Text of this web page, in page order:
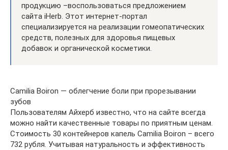
продукцию –воспользоваться предложением
сайта iHerb. Этот интернет-портал
специализируется на реализации гомеопатических
средств, полезных для здоровья пищевых
добавок и органической косметики.
Camilia Boiron — облегчение боли при прорезывании
зубов
Пользователям Айхерб известно, что на сайте всегда
можно найти качественные товары по приятным ценам.
Стоимость 30 контейнеров капель Camilia Boiron – всего
732 рубля. Учитывая натуральность и эффективность